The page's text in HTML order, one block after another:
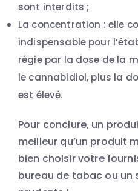
sont interdits ;
La concentration : elle
indispensable pour
régie par la dose de la
le cannabidiol, plus la
est élevé.
Pour conclure, un
meilleur qu’un produit
bien choisir votre
bureau de tabac ou un